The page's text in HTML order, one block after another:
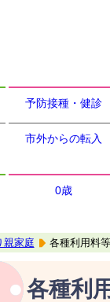
予防接種・健診
市外からの転入
0歳
親家庭 各種利用料
各種利